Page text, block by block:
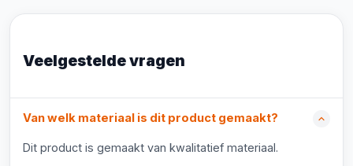
Veelgestelde vragen
Van welk materiaal is dit product gemaakt?
Dit product is gemaakt van kwalitatief materiaal.